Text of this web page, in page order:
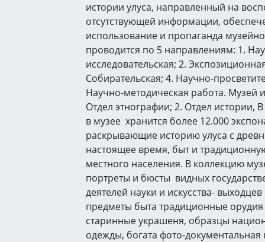
истории улуса, направленный на
отсутствующей информации,
использование и пропаганда
проводится по 5 направлениям: 1.
исследовательская; 2.
Собирательская; 4. Научно-
Научно-методическая работа. Музей
Отдел этнографии; 2. Отдел истории,
в музее хранится более 12.000
раскрывающие историю улуса с
настоящее время, быт и
местного населения. В коллекцию
портреты и бюсты видных
деятелей науки и искусства- выходцев
предметы быта традиционные орудия
старинные украшеня, образцы
одежды, богата фото-